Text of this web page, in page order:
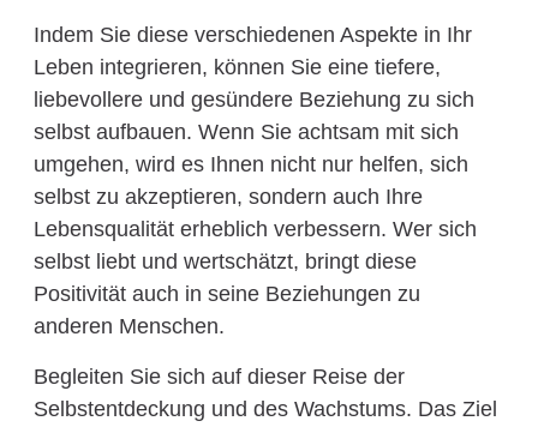
Indem Sie diese verschiedenen Aspekte in Ihr
Leben integrieren, können Sie eine tiefere,
liebevollere und gesündere Beziehung zu sich
selbst aufbauen. Wenn Sie achtsam mit sich
umgehen, wird es Ihnen nicht nur helfen, sich
selbst zu akzeptieren, sondern auch Ihre
Lebensqualität erheblich verbessern. Wer sich
selbst liebt und wertschätzt, bringt diese
Positivität auch in seine Beziehungen zu
anderen Menschen.
Begleiten Sie sich auf dieser Reise der
Selbstentdeckung und des Wachstums. Das Ziel